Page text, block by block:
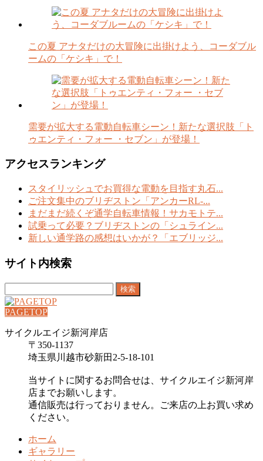
この夏 アナタだけの大冒険に出掛けよう、コーダブル
ームの「ケシキ」で！
需要が拡大する電動自転車シーン！新たな選択肢「ト
ゥエンティ・フォー ・セブン」が登場！
アクセスランキング
スタイリッシュでお買得な電動を目指す丸石...
ご注文集中のブリヂストン「アンカーRL-...
まだまだ続くぞ通学自転車情報！サカモトテ...
試乗って必要？ブリヂストンの「シュライン...
新しい通学路の感想はいかが？「エブリッジ...
サイト内検索
索:
PAGETOP
サイクルエイジ新河岸店
〒350-1137
埼玉県川越市砂新田2-5-18-101
当サイトに関するお問合せは、サイクルエイジ新河岸
店までお願いします。
通信販売は行っておりません。ご来店の上お買い求め
ください。
ホーム
ギャラリー